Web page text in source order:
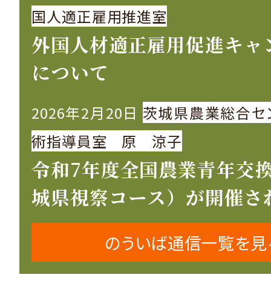
国人適正雇用推進室
外国人材適正雇用促進キャ
について
2026年2月20日 茨城県農業総合セ
術指導員室 原 涼子
令和7年度全国農業青年交
城県視察コース）が開催さ
のういば通信一覧を